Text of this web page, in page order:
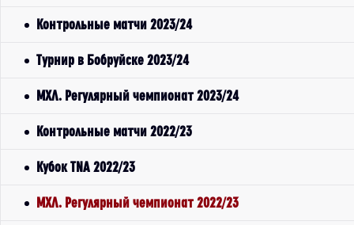
Контрольные матчи 2023/24
Турнир в Бобруйске 2023/24
МХЛ. Регулярный чемпионат 2023/24
Контрольные матчи 2022/23
Кубок TNA 2022/23
МХЛ. Регулярный чемпионат 2022/23